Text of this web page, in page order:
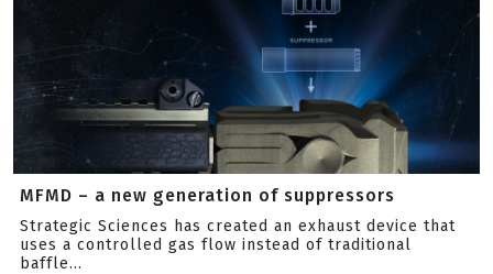
MFMD – a new generation of suppressors
Strategic Sciences has created an exhaust device that
uses a controlled gas flow instead of traditional
baffle...